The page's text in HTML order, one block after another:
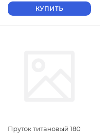
КУПИТЬ
Пруток титановый 180